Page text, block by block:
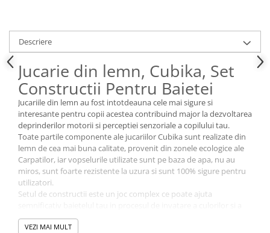
Descriere
Jucarie din lemn, Cubika, Set
Constructii Pentru Baietei
Jucariile din lemn au fost intotdeauna cele mai sigure si
interesante pentru copii acestea contribuind major la dezvoltarea
deprinderilor motorii si perceptiei senzoriale a copilului tau.
Toate partile componente ale jucariilor Cubika sunt realizate din
lemn de cea mai buna calitate, provenit din zonele ecologice ale
Carpatilor, iar vopselurile utilizate sunt pe baza de apa, nu au
miros, sunt foarte rezistente la uzura si sunt 100% sigure pentru
utilizatori.
Setul de constructii este un joc complex ce poate ajuta
formelor intr-un mod distractiv, sporindu-i dexteritatea,
gandirea, atentia, imaginatia si coordonarea ochi-mana. Toate
VEZI MAI MULT